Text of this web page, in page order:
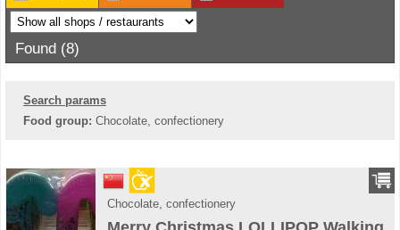
Found (8)
Search params
Food group: Chocolate, confectionery
Chocolate, confectionery